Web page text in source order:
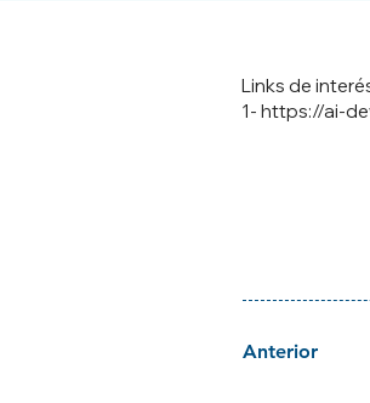
1- https://ai-
Links de
Anterior